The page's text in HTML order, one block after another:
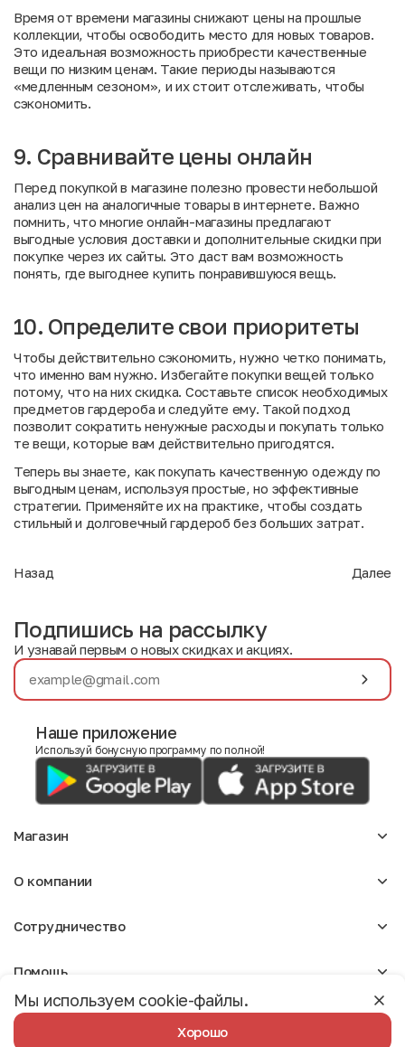
Время от времени магазины снижают цены на прошлые
коллекции, чтобы освободить место для новых товаров.
Это идеальная возможность приобрести качественные
вещи по низким ценам. Такие периоды называются
«медленным сезоном», и их стоит отслеживать, чтобы
сэкономить.
9. Сравнивайте цены онлайн
Перед покупкой в магазине полезно провести небольшой
анализ цен на аналогичные товары в интернете. Важно
помнить, что многие онлайн-магазины предлагают
выгодные условия доставки и дополнительные скидки при
покупке через их сайты. Это даст вам возможность
понять, где выгоднее купить понравившуюся вещь.
10. Определите свои приоритеты
Чтобы действительно сэкономить, нужно четко понимать,
что именно вам нужно. Избегайте покупки вещей только
потому, что на них скидка. Составьте список необходимых
предметов гардероба и следуйте ему. Такой подход
позволит сократить ненужные расходы и покупать только
те вещи, которые вам действительно пригодятся.
Теперь вы знаете, как покупать качественную одежду по
выгодным ценам, используя простые, но эффективные
стратегии. Применяйте их на практике, чтобы создать
стильный и долговечный гардероб без больших затрат.
Назад Далее
Мы используем cookie-файлы.
Хорошо
Москва
Подпишись на рассылку
И узнавай первым о новых скидках и акциях.
Наше приложение
Используй бонусную программу по полной!
Магазин
Для девочек
Мужское
О компании
Отзывы
Сотрудничество
Арендодателям
Реклама
Помощь
Доставка и оплата
Условия возврата
Бонусная программа
Условия пользования